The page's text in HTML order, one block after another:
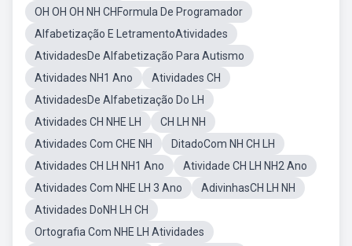
OH OH OH NH CHFormula De Programador
Alfabetização E LetramentoAtividades
AtividadesDe Alfabetização Para Autismo
Atividades NH1 Ano
Atividades CH
AtividadesDe Alfabetização Do LH
Atividades CH NHE LH
CH LH NH
Atividades Com CHE NH
DitadoCom NH CH LH
Atividades CH LH NH1 Ano
Atividade CH LH NH2 Ano
Atividades Com NHE LH 3 Ano
AdivinhasCH LH NH
Atividades DoNH LH CH
Ortografia Com NHE LH Atividades